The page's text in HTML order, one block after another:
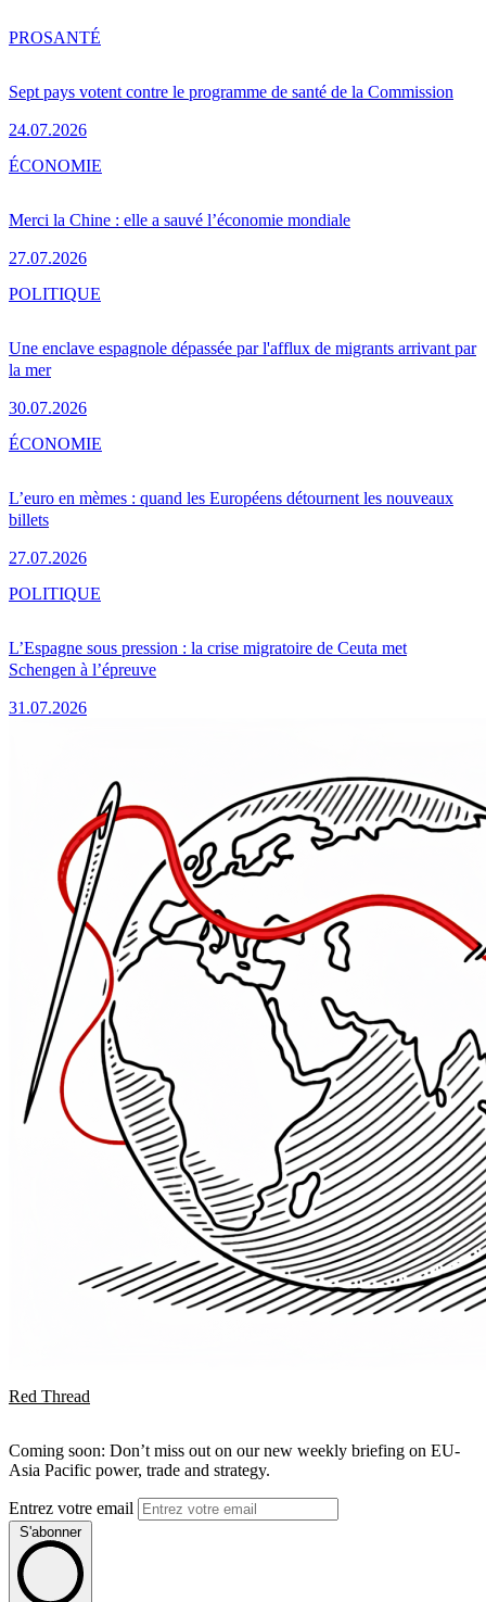
Sept pays votent contre le programme de santé de la Commission
24.07.2026
PROSANTÉ
Merci la Chine : elle a sauvé l’économie mondiale
27.07.2026
ÉCONOMIE
Une enclave espagnole dépassée par l'afflux de migrants arrivant par
la mer
30.07.2026
POLITIQUE
L’euro en mèmes : quand les Européens détournent les nouveaux
billets
27.07.2026
ÉCONOMIE
L’Espagne sous pression : la crise migratoire de Ceuta met
Schengen à l’épreuve
31.07.2026
POLITIQUE
Red Thread
Coming soon: Don’t miss out on our new weekly briefing on EU-
Asia Pacific power, trade and strategy.
Entrez votre email
S'abonner